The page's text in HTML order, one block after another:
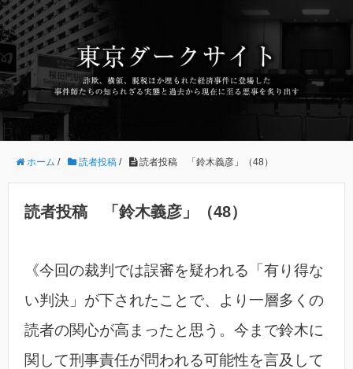
ホーム / 読者投稿 / 読者投稿 「鈴木義彦」（48）
読者投稿 「鈴木義彦」（48）
《今回の裁判では誤審を疑われる「有り得な
い判決」が下されたことで、より一層多くの
読者の関心が高まったと思う。今まで鈴木に
関して刑事責任が問われる可能性を言及して